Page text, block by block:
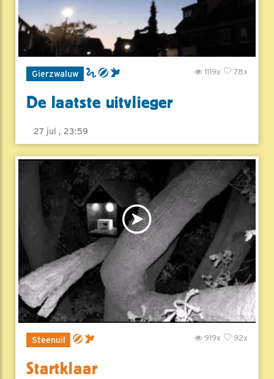
Gierzwaluw 78x
1119x
De laatste uitvlieger
27 jul , 23:59
Steenuil 92x
919x
Startklaar